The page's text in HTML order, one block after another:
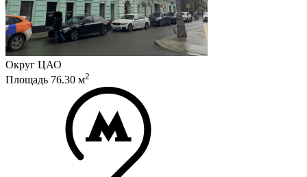
Округ ЦАО
Площадь 76.30 м2